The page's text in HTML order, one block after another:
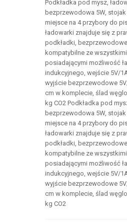
Podkładka pod mysz,
bezprzewodowa 5W,
miejsce na 4 przybory do
ładowarki znajduje się z
podkładki,
kompatybilne ze
posiadającymi możliwość
indukcyjnego, wejście 5V/
wyjście bezprzewodowe
cm w komplecie, ślad
kg CO2 Podkładka pod
bezprzewodowa 5W,
miejsce na 4 przybory do
ładowarki znajduje się z
podkładki,
kompatybilne ze
posiadającymi możliwość
indukcyjnego, wejście 5V/
wyjście bezprzewodowe
cm w komplecie, ślad
kg CO2